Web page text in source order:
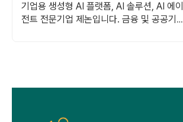
기업용 생성형 AI 플랫폼, AI 솔루션, AI 에이
전트 전문기업 제논입니다. 금융 및 공공기관